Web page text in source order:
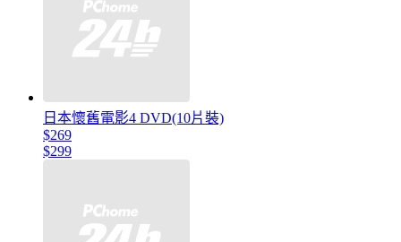
日本懷舊電影4 DVD(10片裝)
$269
$299